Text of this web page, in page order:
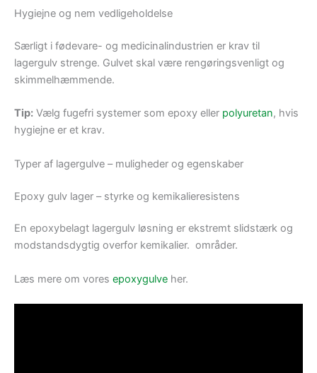
Hygiejne og nem vedligeholdelse
Særligt i fødevare- og medicinalindustrien er krav til
lagergulv strenge. Gulvet skal være rengøringsvenligt og
skimmelhæmmende.
Tip: Vælg fugefri systemer som epoxy eller polyuretan, hvis
hygiejne er et krav.
Typer af lagergulve – muligheder og egenskaber
Epoxy gulv lager – styrke og kemikalieresistens
En epoxybelagt lagergulv løsning er ekstremt slidstærk og
modstandsdygtig overfor kemikalier. områder.
Læs mere om vores epoxygulve her.